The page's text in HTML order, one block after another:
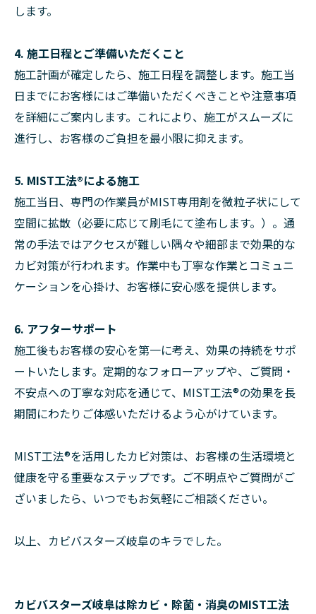
します。
4. 施工日程とご準備いただくこと
施工計画が確定したら、施工日程を調整します。施工当
日までにお客様にはご準備いただくべきことや注意事項
を詳細にご案内します。これにより、施工がスムーズに
進行し、お客様のご負担を最小限に抑えます。
5. MIST工法®による施工
施工当日、専門の作業員がMIST専用剤を微粒子状にして
空間に拡散（必要に応じて刷毛にて塗布します。）。通
常の手法ではアクセスが難しい隅々や細部まで効果的な
カビ対策が行われます。作業中も丁寧な作業とコミュニ
ケーションを心掛け、お客様に安心感を提供します。
6. アフターサポート
施工後もお客様の安心を第一に考え、効果の持続をサポ
ートいたします。定期的なフォローアップや、ご質問・
不安点への丁寧な対応を通じて、MIST工法®の効果を長
期間にわたりご体感いただけるよう心がけています。
MIST工法®を活用したカビ対策は、お客様の生活環境と
健康を守る重要なステップです。ご不明点やご質問がご
ざいましたら、いつでもお気軽にご相談ください。
以上、カビバスターズ岐阜のキラでした。
カビバスターズ岐阜は除カビ・除菌・消臭のMIST工法